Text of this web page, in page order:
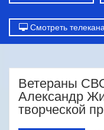
Смотреть
Ветераны
Александр
творческой